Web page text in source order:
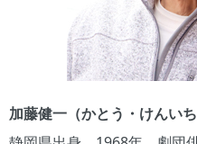
加藤健一（かとう・けんいち